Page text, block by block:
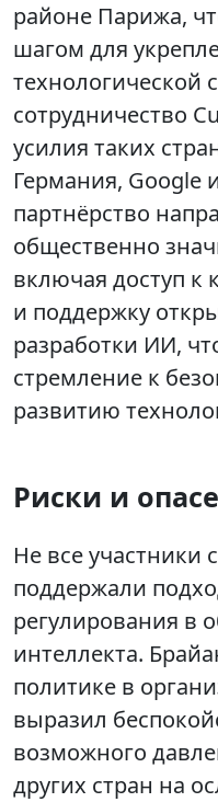
районе Парижа,
шагом для
технологической
сотрудничество
усилия таких
Германия, Google
партнёрство
общественно
включая доступ
и поддержку
разработки ИИ,
стремление к
развитию
Риски и
Не все
поддержали
регулирования в
интеллекта.
политике в
выразил
возможного
других стран на